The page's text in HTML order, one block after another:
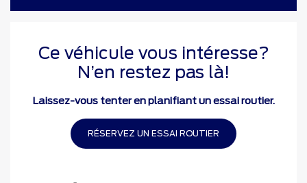
Ce véhicule vous intéresse?
N’en restez pas là!
Laissez-vous tenter en planifiant un essai routier.
RÉSERVEZ UN ESSAI ROUTIER